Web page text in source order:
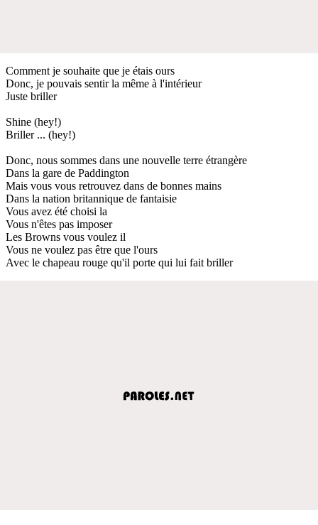
Comment je souhaite que je étais ours
Donc, je pouvais sentir la même à l'intérieur
Juste briller
Shine (hey!)
Briller ... (hey!)
Donc, nous sommes dans une nouvelle terre étrangère
Dans la gare de Paddington
Mais vous vous retrouvez dans de bonnes mains
Dans la nation britannique de fantaisie
Vous avez été choisi la
Vous n'êtes pas imposer
Les Browns vous voulez il
Vous ne voulez pas être que l'ours
Avec le chapeau rouge qu'il porte qui lui fait briller